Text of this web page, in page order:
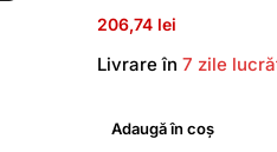
206,74 lei
Livrare în7 zile
Adaugă în coș